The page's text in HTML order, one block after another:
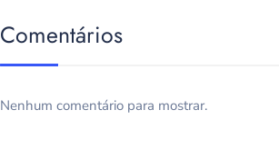
Comentários
Nenhum comentário para mostrar.